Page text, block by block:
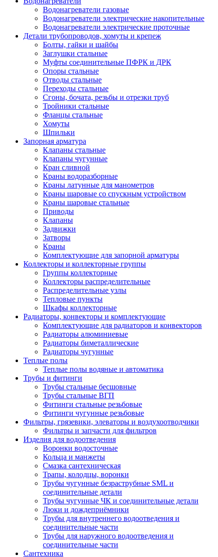
Водонагреватели газовые
Водонагреватели электрические накопительные
Водонагреватели электрические проточные
Детали трубопроводов, хомуты и крепеж
Болты, гайки и шайбы
Заглушки стальные
Муфты соединительные ПФРК и ДРК
Опоры стальные
Отводы стальные
Переходы стальные
Сгоны, бочата, резьбы и отрезки труб
Тройники стальные
Фланцы стальные
Хомуты
Шпильки
Запорная арматура
Клапаны стальные
Клапаны чугунные
Кран сливной
Краны водоразборные
Краны латунные для манометров
Краны шаровые со спускным устройством
Краны шаровые стальные
Приводы
Клапаны
Задвижки
Затворы
Краны
Комплектующие для запорной арматуры
Коллекторы и коллекторные группы
Группы коллекторные
Коллекторы распределительные
Распределительные узлы
Тепловые пункты
Шкафы коллекторные
Радиаторы, конвекторы и комплектующие
Комплектующие для радиаторов и конвекторов
Радиаторы алюминиевые
Радиаторы биметаллические
Радиаторы чугунные
Теплые полы
Теплые полы водяные и автоматика
Трубы и фитинги
Трубы стальные бесшовные
Трубы стальные ВГП
Фитинги стальные резьбовые
Фитинги чугунные резьбовые
Фильтры, грязевики, элеваторы и воздухоотводчики
Фильтры и запчасти для фильтров
Изделия для водоотведения
Воронки водосточные
Кольца и манжеты
Смазка сантехническая
Трапы, колодцы, воронки
Трубы чугунные безраструбные SML и
соединительные детали
Трубы чугунные ЧК и соединительные детали
Люки и дождеприёмники
Трубы для внутреннего водоотведения и
соединительные части
Трубы для наружного водоотведения и
соединительные части
Сантехника